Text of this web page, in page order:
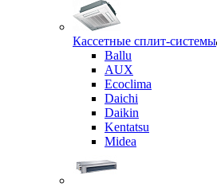
Кассетные сплит-системы
Ballu
AUX
Ecoclima
Daichi
Daikin
Kentatsu
Midea